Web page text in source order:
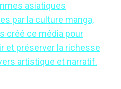
asiatiques
par la culture manga,
créé ce média pour
et préserver la richesse
artistique et narratif.